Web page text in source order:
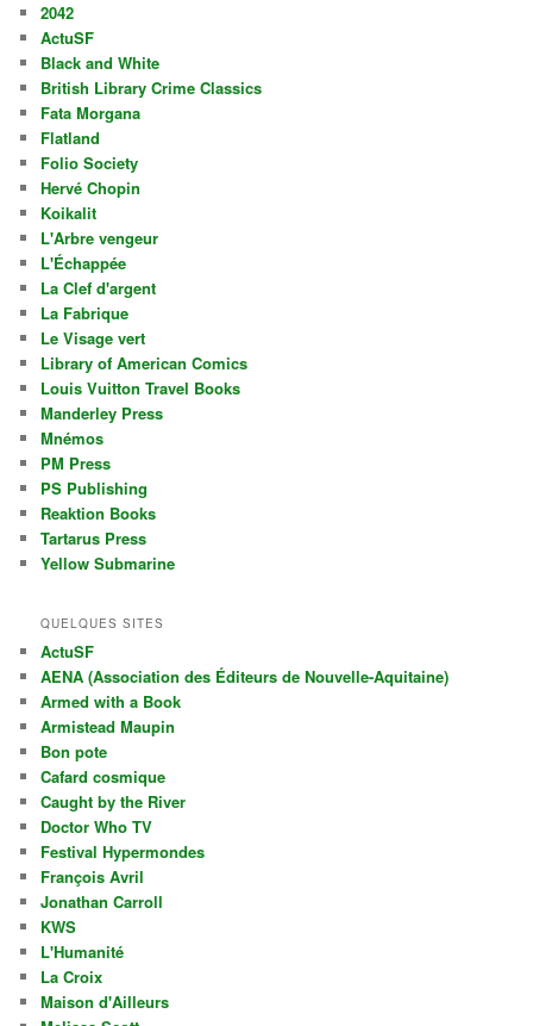
2042
ActuSF
Black and White
British Library Crime Classics
Fata Morgana
Flatland
Folio Society
Hervé Chopin
Koikalit
L'Arbre vengeur
L'Échappée
La Clef d'argent
La Fabrique
Le Visage vert
Library of American Comics
Louis Vuitton Travel Books
Manderley Press
Mnémos
PM Press
PS Publishing
Reaktion Books
Tartarus Press
Yellow Submarine
QUELQUES SITES
ActuSF
AENA (Association des Éditeurs de Nouvelle-Aquitaine)
Armed with a Book
Armistead Maupin
Bon pote
Cafard cosmique
Caught by the River
Doctor Who TV
Festival Hypermondes
François Avril
Jonathan Carroll
KWS
L'Humanité
La Croix
Maison d'Ailleurs